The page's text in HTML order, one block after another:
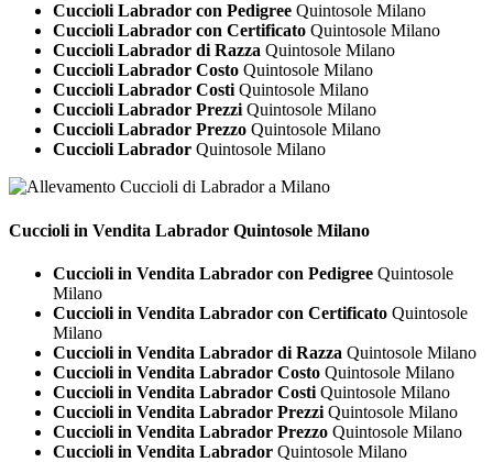
Cuccioli Labrador con Pedigree Quintosole Milano
Cuccioli Labrador con Certificato Quintosole Milano
Cuccioli Labrador di Razza Quintosole Milano
Cuccioli Labrador Costo Quintosole Milano
Cuccioli Labrador CostiQuintosole Milano
Cuccioli Labrador PrezziQuintosole Milano
Cuccioli Labrador Prezzo Quintosole Milano
Cuccioli Labrador Quintosole Milano
Cuccioli in Vendita Labrador Quintosole Milano
Cuccioli in Vendita Labrador con Pedigree Quintosole
Milano
Cuccioli in Vendita Labrador con Certificato Quintosole
Milano
Cuccioli in Vendita Labrador di Razza Quintosole Milano
Cuccioli in Vendita Labrador Costo Quintosole Milano
Cuccioli in Vendita Labrador Costi Quintosole Milano
Cuccioli in Vendita Labrador Prezzi Quintosole Milano
Cuccioli in Vendita Labrador Prezzo Quintosole Milano
Cuccioli in Vendita Labrador Quintosole Milano